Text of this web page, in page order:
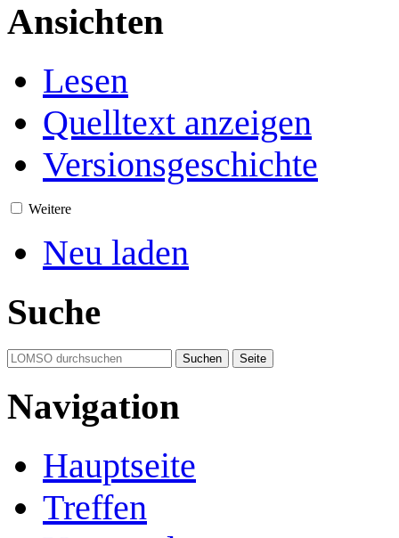
Ansichten
Lesen
Quelltext anzeigen
Versionsgeschichte
Weitere
Neu laden
Suche
Navigation
Hauptseite
Treffen